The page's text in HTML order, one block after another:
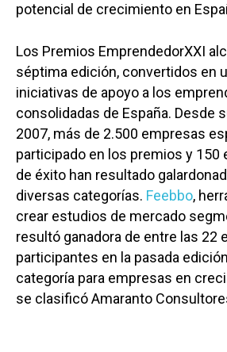
potencial de crecimiento en
Los Premios EmprendedorXXI
séptima edición, convertidos en
iniciativas de apoyo a los
consolidadas de España. Desde
2007, más de 2.500 empresas
participado en los premios y 150
de éxito han resultado
diversas categorías. Feebbo,
crear estudios de mercado
resultó ganadora de entre las 22
participantes en la pasada
categoría para empresas en
se clasificó Amaranto